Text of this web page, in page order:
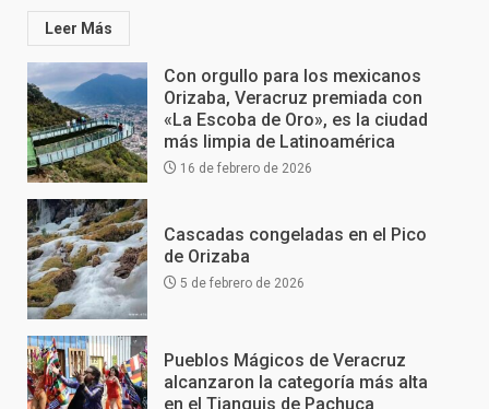
Leer Más
Con orgullo para los mexicanos
Orizaba, Veracruz premiada con
«La Escoba de Oro», es la ciudad
más limpia de Latinoamérica
16 de febrero de 2026
Cascadas congeladas en el Pico
de Orizaba
5 de febrero de 2026
Pueblos Mágicos de Veracruz
alcanzaron la categoría más alta
en el Tianguis de Pachuca